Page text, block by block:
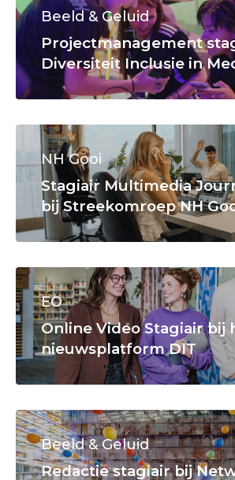
Beeld & Geluid
Projectmanagement
Diversiteit Inclusie in
NH Gooi
Stagiair Multimedia
bij Streekomroep NH
EO
Online Video Stagiair bij
nieuwsplatform DIT
Beeld & Geluid
Redactie stagiair bij